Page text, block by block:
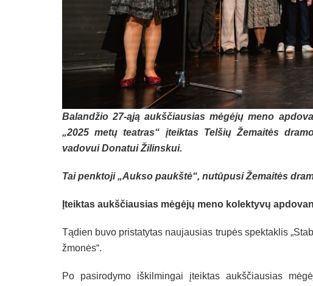
Balandžio 27-ąją aukščiausias mėgėjų meno
„2025 metų teatras“ įteiktas Telšių Žemaitės
vadovui Donatui Žilinskui.
Tai penktoji „Aukso paukštė“, nutūpusi Žemaitės
Įteiktas aukščiausias mėgėjų meno kolektyvų
Tądien buvo pristatytas naujausias trupės spektaklis
žmonės“.
Po pasirodymo iškilmingai įteiktas aukščiausias